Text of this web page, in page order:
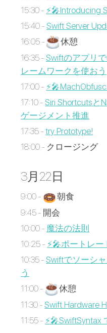
15:30 - ⚡️🎤Introducing
15:40 -Swift Server
16:05 -
休憩
16:35 -Swiftのアプリ
レームワークを使おう
17:00 -
17:10 -Siri Shortcutsと
ゲージメント推進
17:35 -try Prototype!
18:00 - クロージング
3月22日
9:00 -
朝食
9:45 - 開会
10:00 - 魔法の法則
10:25 - ⚡️🎤ポートレ
10:35 -Swiftでソーシ
う
11:00 -
休憩
11:30 -Swift Hardware
11:55 -